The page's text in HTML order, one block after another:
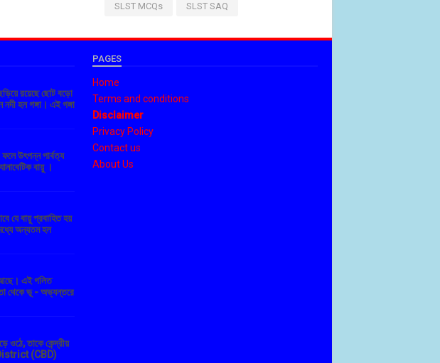
SLST MCQs SLST SAQ
রয়েছে ছোট বড়ো
হল গঙ্গা। এই গঙ্গা
উৎপন্ন পার্বত্য
বায়ু ।
যে বায়ু প্রবাহিত হয়
অন্যতম হল
এই গলিত
তা থেকে ভূ - অভ্যন্তরে
ওঠে, তাকে কেন্দ্রীয়
(CBD)
PAGES
Home
Terms and conditions
Disclaimer
Privacy Policy
Contact us
About Us